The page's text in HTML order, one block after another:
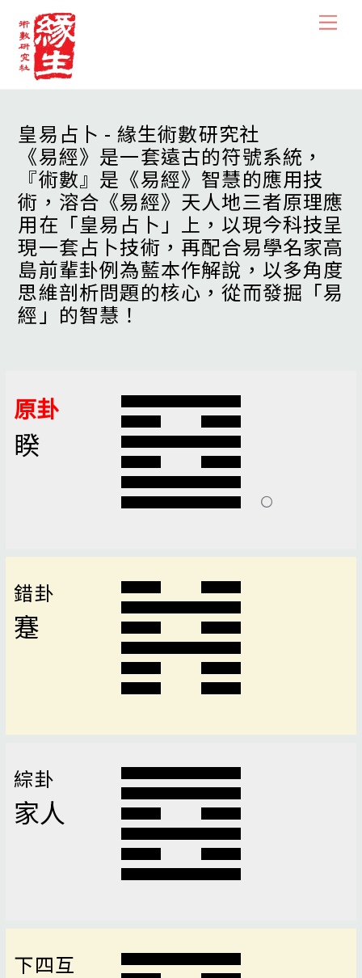
content
皇易占卜 - 緣生術數研究社
《易經》是一套遠古的符號系統，
『術數』是《易經》智慧的應用技
術，溶合《易經》天人地三者原理應
用在「皇易占卜」上，以現今科技呈
現一套占卜技術，再配合易學名家高
島前輩卦例為藍本作解說，以多角度
思維剖析問題的核心，從而發掘「易
經」的智慧！
原卦
睽
錯卦
蹇
綜卦
家人
下四互